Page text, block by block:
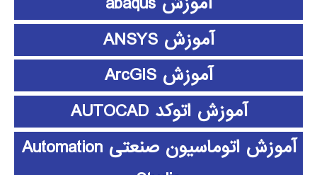
آموزش ANSYS
آموزش ArcGIS
آموزش اتوکد AUTOCAD
آموزش اتوماسیون صنعتی Automation